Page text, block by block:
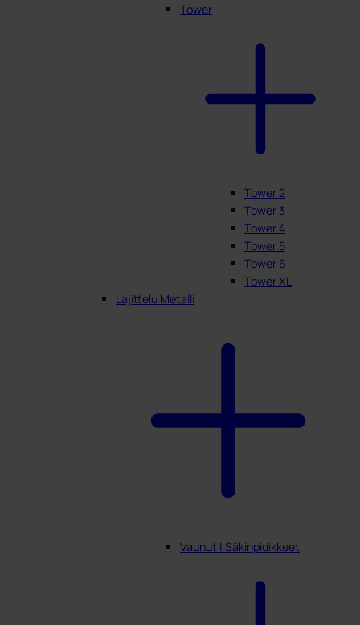
Tower
Tower 2
Tower 3
Tower 4
Tower 5
Tower 6
Tower XL
Lajittelu Metalli
Vaunut | Säkinpidikkeet